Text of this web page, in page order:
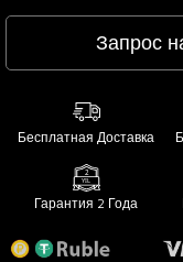
Запрос
Бесплатная Доставка
Гарантия 2 Года